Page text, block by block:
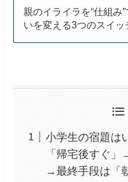
親のイライラを“仕組み
いを変える3つのスイ
小学生の宿題は
「帰宅後すぐ
→最終手段は「